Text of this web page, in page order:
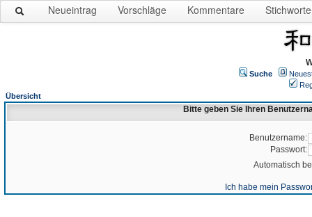
Neueintrag Vorschläge Kommentare Stichworte
Suche
Übersicht
Bitte geben Sie Ihren
Benutzername:
Passwort:
Automatisch
Ich habe mein